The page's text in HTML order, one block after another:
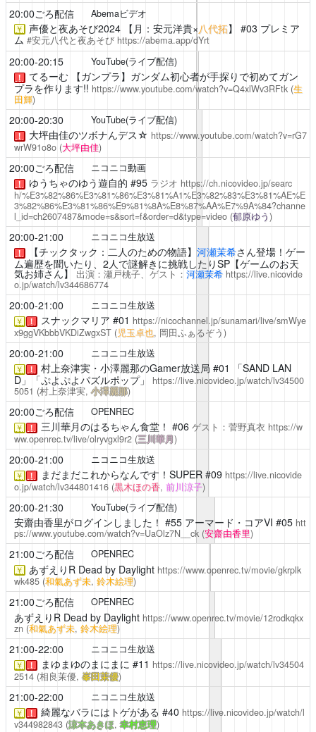
20:00ごろ配信 Abemaビデオ
￥ 声優と夜あそび2024【月：安元洋貴×八代拓】 #03 プレミア
ム #安元八代と夜あそび https://abema.app/dYrt
20:00-20:15 YouTube(ライブ配信)
！ てるーむ【ガンプラ】ガンダム初心者が手探りで初めてガン
プラを作ります!! https://www.youtube.com/watch?v=Q4xlWv3RFtk (生
田輝)
20:00-20:30 YouTube(ライブ配信)
！ 大坪由佳のツボナんデス☆ https://www.youtube.com/watch?v=rG7
wrW91o8o (大坪由佳)
20:00ごろ配信 ニコニコ動画
！ ゆうちゃのゆう遊自的 #95 ラジオ https://ch.nicovideo.jp/searc
h/%E3%82%86%E3%81%86%E3%81%A1%E3%82%83%E3%81%AE%E
3%82%86%E3%81%86%E9%81%8A%E8%87%AA%E7%9A%84?channe
l_id=ch2607487&mode=s&sort=f&order=d&type=video (郁原ゆう)
20:00-21:00 ニコニコ生放送
！ 【チックタック：二人のための物語】 河瀬茉希さん登場！ゲー
ム遍歴を聞いたり、2人で謎解きに挑戦したりSP【ゲームのお天
気お姉さん】 出演：瀬戸桃子、ゲスト： 河瀬茉希 https://live.nicovide
o.jp/watch/lv344686774
20:00-21:00 ニコニコ生放送
￥ ！ スナックマリア #01 https://nicochannel.jp/sunamari/live/smWye
x9ggVKbbbVKDiZwgxST (児玉卓也, 岡田ふぁるぞう)
20:00-21:00 ニコニコ生放送
￥ ！ 村上奈津実・小澤麗那のGamer放送局 #01 「SAND LAN
D」「ぷよぷよパズルポップ」
https://live.nicovideo.jp/watch/lv34500
5051 (村上奈津実,小澤麗那)
20:00ごろ配信 OPENREC
￥ ！ 三川華月のはるちゃん食堂！ #06 ゲスト：菅野真衣 https://w
ww.openrec.tv/live/olryvgxl9r2 (三川華月)
20:00-21:00 ニコニコ生放送
￥ ！ まだまだこれからなんです！SUPER#09 https://live.nicovide
o.jp/watch/lv344801416 (黒木ほの香, 前川涼子)
20:00-21:30 YouTube(ライブ配信)
安齋由香里がログインしました！ #55 アーマード・コアVI #05 htt
ps://www.youtube.com/watch?v=UaOlz7N__ck (安齋由香里)
21:00ごろ配信 OPENREC
￥ あずえりRDead by Daylight https://www.openrec.tv/movie/gkrplk
wk485 (和氣あず未, 鈴木絵理)
21:00ごろ配信 OPENREC
あずえりRDead by Daylight https://www.openrec.tv/movie/12rodkqkx
zn (和氣あず未, 鈴木絵理)
21:00-22:00 ニコニコ生放送
￥ ！ まゆまゆのまにまに #11 https://live.nicovideo.jp/watch/lv34504
2514 (相良茉優,峯田茉優)
21:00-22:00 ニコニコ生放送
￥ ！ 綺麗なバラにはトゲがある #40 https://live.nicovideo.jp/watch/l
v344982843 (涼本あきほ,幸村恵理)